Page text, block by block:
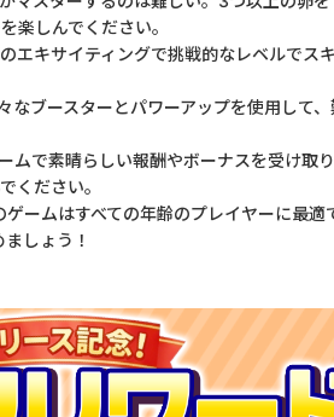
楽しんでください。
エキサイティングで挑戦的なレベルでス
なブースターとパワーアップを使用して
ムで素晴らしい報酬やボーナスを受け取
ください。
ームはすべての年齢のプレイヤーに最適
しょう！